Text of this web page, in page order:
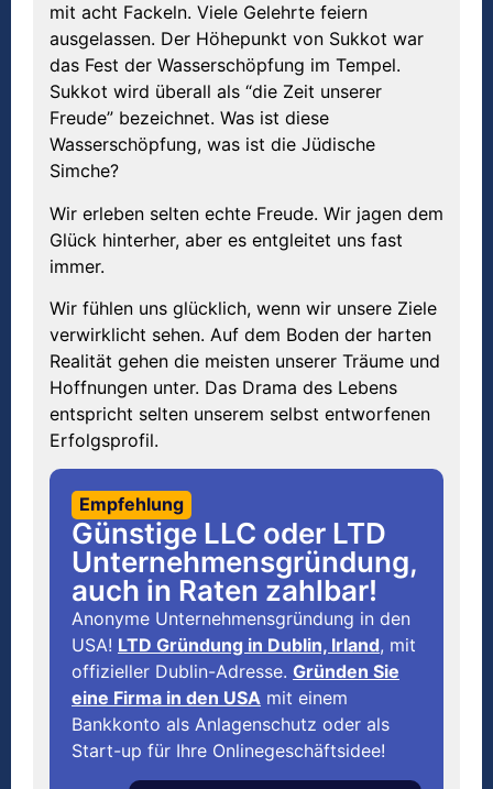
mit acht Fackeln. Viele Gelehrte feiern
ausgelassen. Der Höhepunkt von Sukkot war
das Fest der Wasserschöpfung im Tempel.
Sukkot wird überall als “die Zeit unserer
Freude” bezeichnet. Was ist diese
Wasserschöpfung, was ist die Jüdische
Simche?
Wir erleben selten echte Freude. Wir jagen dem
Glück hinterher, aber es entgleitet uns fast
immer.
Wir fühlen uns glücklich, wenn wir unsere Ziele
verwirklicht sehen. Auf dem Boden der harten
Realität gehen die meisten unserer Träume und
Hoffnungen unter. Das Drama des Lebens
entspricht selten unserem selbst entworfenen
Erfolgsprofil.
Empfehlung
Günstige LLC oder LTD
Unternehmensgründung,
auch in Raten zahlbar!
Anonyme Unternehmensgründung in den
USA! LTD Gründung in Dublin, Irland, mit
offizieller Dublin-Adresse. Gründen Sie
eine Firma in den USA mit einem
Bankkonto als Anlagenschutz oder als
Start-up für Ihre Onlinegeschäftsidee!